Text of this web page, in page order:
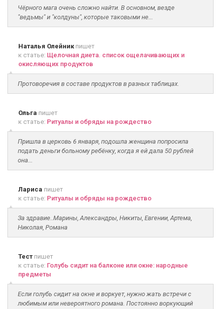
Чёрного мага очень сложно найти. В основном, везде
"ведьмы" и "колдуны", которые таковыми не...
Наталья Олейникпишет
к статье: Щелочная диета. список ощелачивающих и
окисляющих продуктов
Протоворечия в составе продуктов в разных таблицах.
Ольга пишет
к статье: Ритуалы и обряды на рождество
Пришла в церковь 6 января, подошла женщина попросила
подать деньги больному ребёнку, когда я ей дала 50 рублей
она...
Лариса пишет
к статье: Ритуалы и обряды на рождество
За здравие..Марины, Александры, Никиты, Евгении, Артема,
Николая, Романа
Тест пишет
к статье: Голубь сидит на балконе или окне: народные
предметы
Если голубь сидит на окне и воркует, нужно жать встречи с
любимым или невероятного романа. Постоянно воркующий